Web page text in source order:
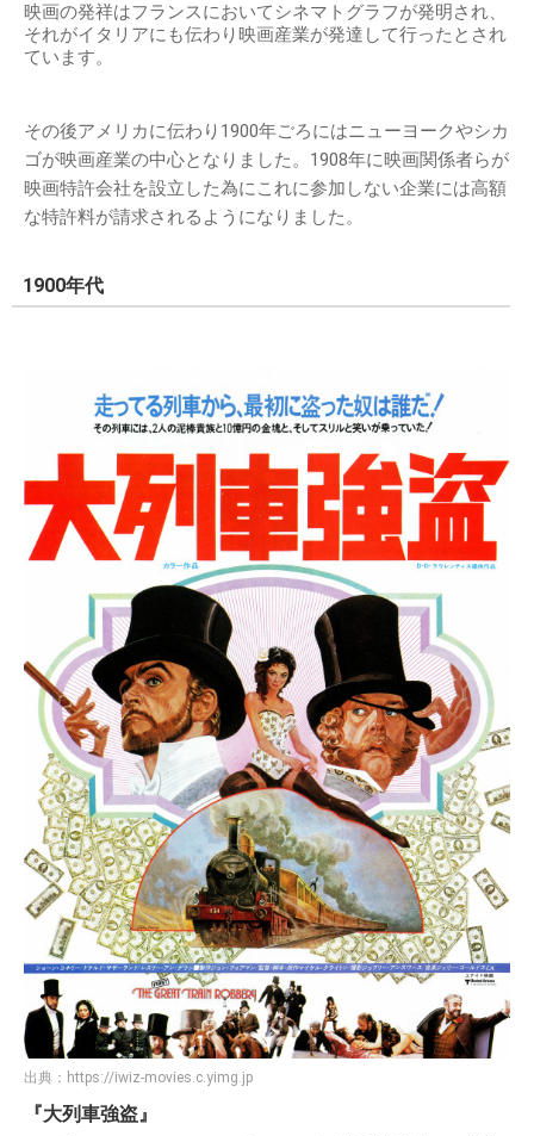
映画の発祥はフランスにおいてシネマトグラフが発明され、
それがイタリアにも伝わり映画産業が発達して行ったとされ
ています。
その後アメリカに伝わり1900年ごろにはニューヨークやシカ
ゴが映画産業の中心となりました。1908年に映画関係者らが
映画特許会社を設立した為にこれに参加しない企業には高額
な特許料が請求されるようになりました。
1900年代
出典： https://iwiz-movies.c.yimg.jp
『大列車強盗』